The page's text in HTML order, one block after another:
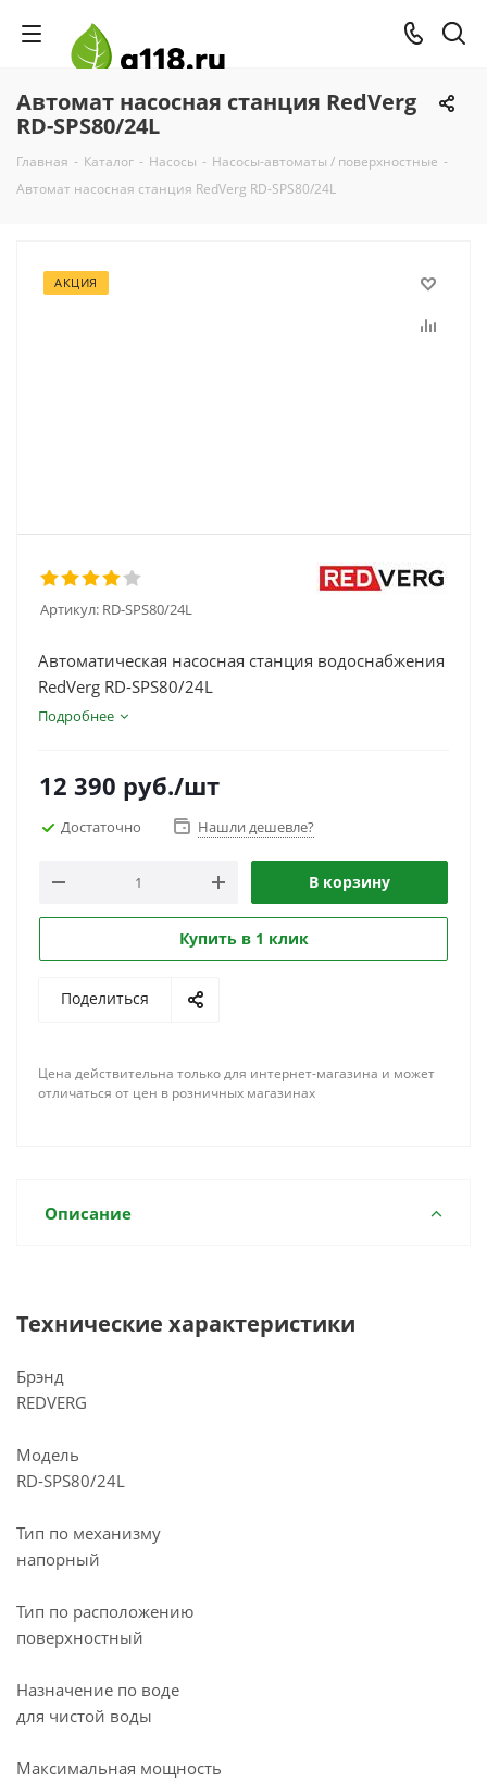
Автомат насосная станция RedVerg
RD-SPS80/24L
Главная - Каталог - Насосы - Насосы-автоматы / поверхностные -
Автомат насосная станция RedVerg RD-SPS80/24L
АКЦИЯ
Артикул: RD-SPS80/24L
Автоматическая насосная станция водоснабжения
RedVerg RD-SPS80/24L
Подробнее
12 390 руб./шт
Достаточно Нашли дешевле?
В корзину
Купить в 1 клик
Поделиться
Цена действительна только для интернет-магазина и может
отличаться от цен в розничных магазинах
Описание
Технические характеристики
Брэнд
REDVERG
Модель
RD-SPS80/24L
Тип по механизму
напорный
Тип по расположению
поверхностный
Назначение по воде
для чистой воды
Максимальная мощность